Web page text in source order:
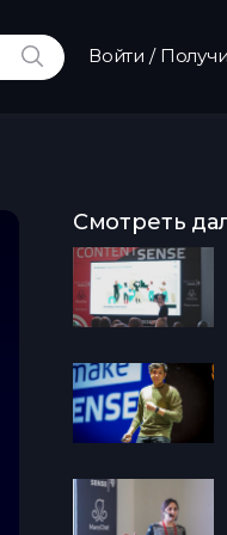
ИСКАТЬВойти /
Смотреть